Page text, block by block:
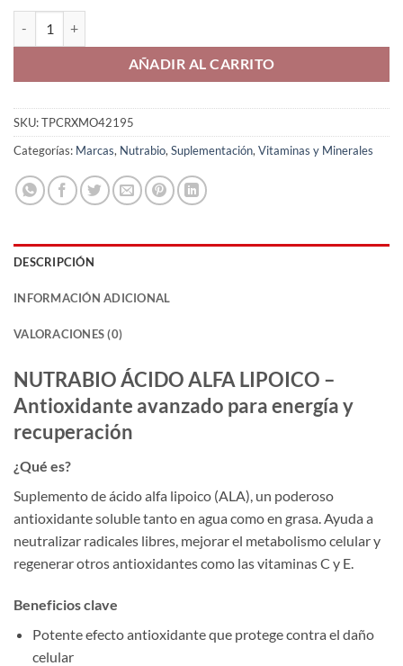
AÑADIR AL CARRITO
SKU:TPCRXMO42195
Categorías: Marcas, Nutrabio, Suplementación, Vitaminas y Minerales
DESCRIPCIÓN
INFORMACIÓN ADICIONAL
VALORACIONES (0)
NUTRABIO ÁCIDO ALFA LIPOICO –
Antioxidante avanzado para energía y
recuperación
¿Qué es?
Suplemento de ácido alfa lipoico (ALA), un poderoso
antioxidante soluble tanto en agua como en grasa. Ayuda a
neutralizar radicales libres, mejorar el metabolismo celular y
regenerar otros antioxidantes como las vitaminas C y E.
Beneficios clave
Potente efecto antioxidante que protege contra el daño
celular